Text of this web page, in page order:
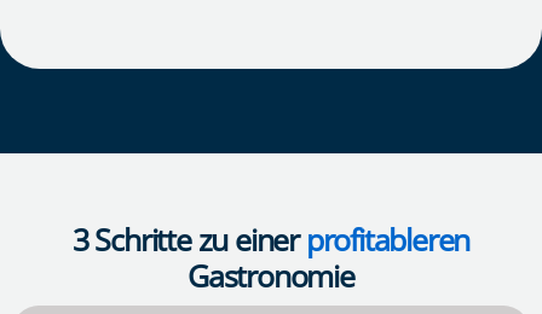
3 Schritte zu einerprofitableren
Gastronomie